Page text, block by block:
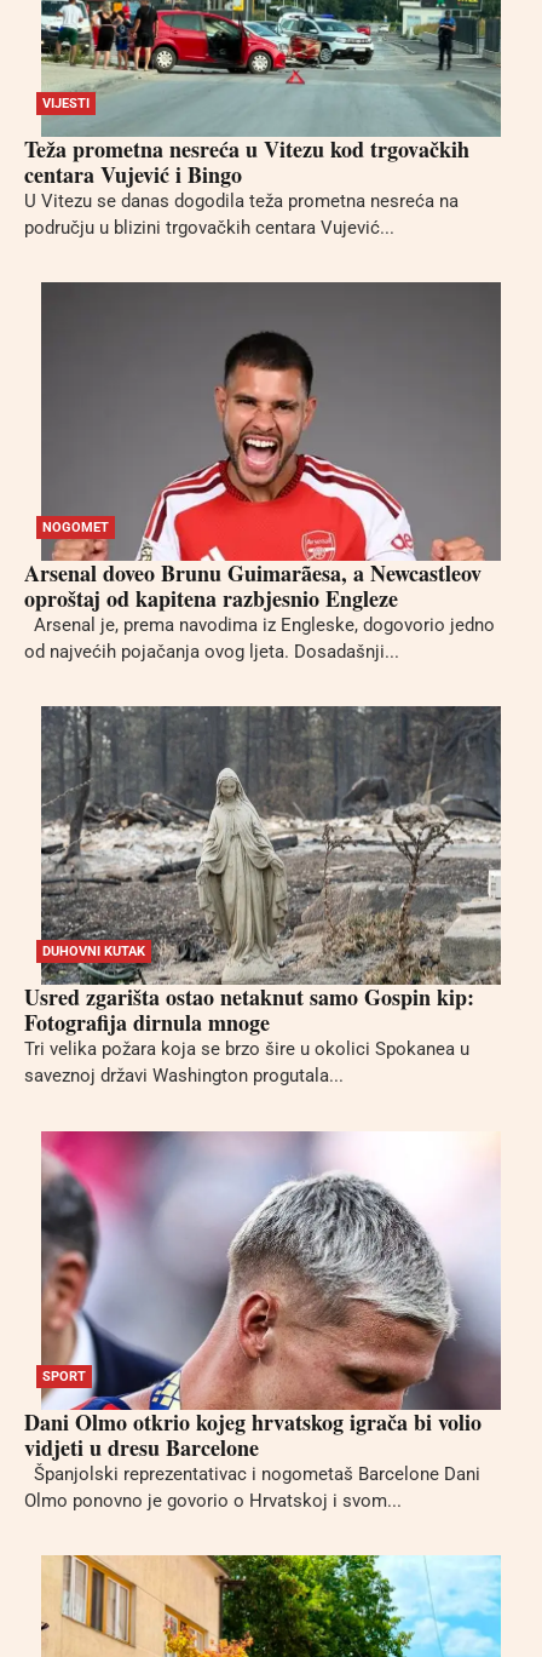
VIJESTI
Teža prometna nesreća u Vitezu kod trgovačkih
centara Vujević i Bingo
U Vitezu se danas dogodila teža prometna nesreća na
području u blizini trgovačkih centara Vujević...
NOGOMET
Arsenal doveo Brunu Guimarãesa, a Newcastleov
oproštaj od kapitena razbjesnio Engleze
Arsenal je, prema navodima iz Engleske, dogovorio jedno
od najvećih pojačanja ovog ljeta. Dosadašnji...
DUHOVNI KUTAK
Usred zgarišta ostao netaknut samo Gospin kip:
Fotografija dirnula mnoge
Tri velika požara koja se brzo šire u okolici Spokanea u
saveznoj državi Washington progutala...
SPORT
Dani Olmo otkrio kojeg hrvatskog igrača bi volio
vidjeti u dresu Barcelone
Španjolski reprezentativac i nogometaš Barcelone Dani
Olmo ponovno je govorio o Hrvatskoj i svom...